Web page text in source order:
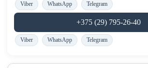
Viber WhatsApp Telegram
+375 (29) 795-26-40
Viber WhatsApp Telegram